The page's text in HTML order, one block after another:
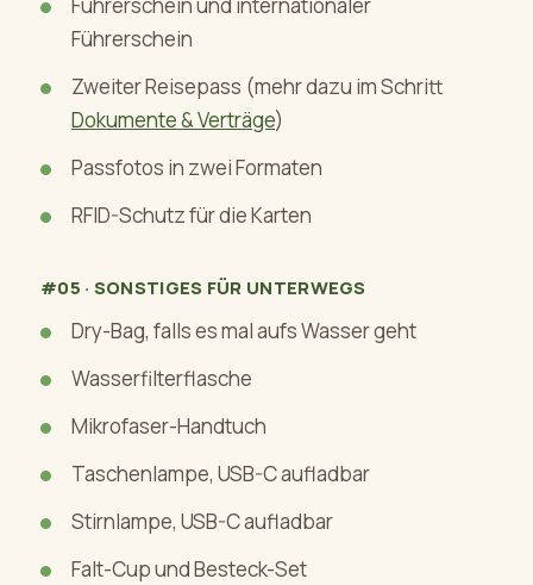
Führerschein
Zweiter Reisepass (mehr dazu im Schritt
Dokumente & Verträge)
Passfotos in zwei Formaten
RFID-Schutz für die Karten
#05 · SONSTIGES FÜR UNTERWEGS
Dry-Bag, falls es mal aufs Wasser geht
Wasserfilterflasche
Mikrofaser-Handtuch
Taschenlampe, USB-C aufladbar
Stirnlampe, USB-C aufladbar
Falt-Cup und Besteck-Set